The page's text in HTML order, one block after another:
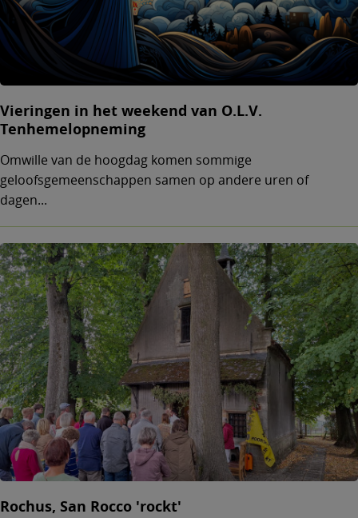
Vieringen in het weekend van O.L.V.
Tenhemelopneming
Omwille van de hoogdag komen sommige
geloofsgemeenschappen samen op andere uren of
dagen...
Rochus, San Rocco 'rockt'